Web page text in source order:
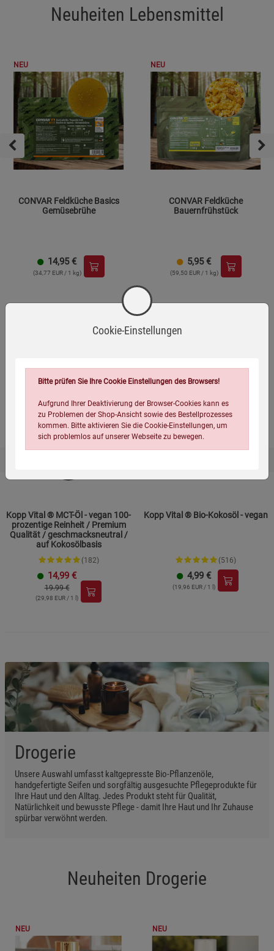
Neuheiten Lebensmittel
NEU
CONVAR Feldküche Basics
Gemüsebrühe
14,95 €
(34,77 EUR / 1 kg)
NEU
CONVAR Feldküche
Bauernfrühstück
5,95 €
(59,50 EUR / 1 kg)
Topseller Lebensmittel
-25%
Kopp Vital ® MCT-Öl - vegan 100-
prozentige Reinheit / Premium
Qualität / geschmacksneutral /
auf Kokosölbasis
(182)
14,99 €
19.99 €
(29,98 EUR / 1 l)
Kopp Vital ® Bio-Kokosöl - vegan
(516)
4,99 €
(19,96 EUR / 1 l)
Drogerie
Unsere Auswahl umfasst kaltgepresste Bio-Pflanzenöle,
handgefertigte Seifen und sorgfältig ausgesuchte Pflegeprodukte für
Ihre Haut und den Alltag. Jedes Produkt steht für Qualität,
Natürlichkeit und bewusste Pflege - damit Ihre Haut und Ihr Zuhause
spürbar verwöhnt werden.
Neuheiten Drogerie
NEU NEU
Cookie-Einstellungen
Bitte prüfen Sie Ihre Cookie Einstellungen des Browsers!
Aufgrund Ihrer Deaktivierung der Browser-Cookies kann es
zu Problemen der Shop-Ansicht sowie des Bestellprozesses
kommen. Bitte aktivieren Sie die Cookie-Einstellungen, um
sich problemlos auf unserer Webseite zu bewegen.
Einstellungen speichern für die Gruppe
Zurück Einstellungen speichern für die Gruppe
Einwilligung nicht erteilen
Funktionale Cookies (1) Funktionale
Beschreibung Funktionale Cookies
Cookie-Informationenanzeigen
Statistik Cookies (2)
Beschreibung Statistik Cookies
Cookie-Informationenanzeigen
Cookie-Informationenanzeigen